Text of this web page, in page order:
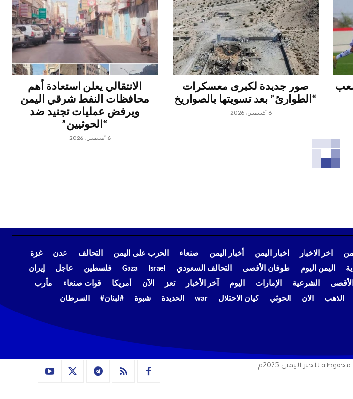
صور جديدة لكبرى معسكرات
“الطوارئ” بعد تسويتها بالصواريخ
6 أغسطس، 2026
الانتقالي يعلن استعادة أهم
محافظات النفط شرقي اليمن
ويرفض عمليات تجنيد ضد
“الحوثيين”
6 أغسطس، 2026
اخر الاخبار اخبار اليمن أخبار اليمن صنعاء الحرب على اليمن التحالف عدن
غزة
اليمن اليوم طوفان الأقصى التحالف السعودي Israel
Gaza فلسطين عاجل
إيران
الشرعية الإمارات اليوم آخر الأخبار تعز الآن أمريكا قوات صنعاء
مأرب
الذهب الان الحوثي كيان الاحتلال war الحديدة شبوة #لبنان# السرطان
للخبر اليمني 2025م